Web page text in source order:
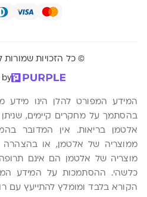
© כל הזכויות שמורות
המידע המפורט להלן הינו מידע
בהסתמך על מחקרים קיימים,
אלטמן בריאות. אין המדובר
ממוצריה של אלטמן, או בהצהרה
מוצריה של אלטמן הם אינם
כלשהי. ההסתמכות על המידע
הקורא בלבד ומומלץ להתייעץ עם